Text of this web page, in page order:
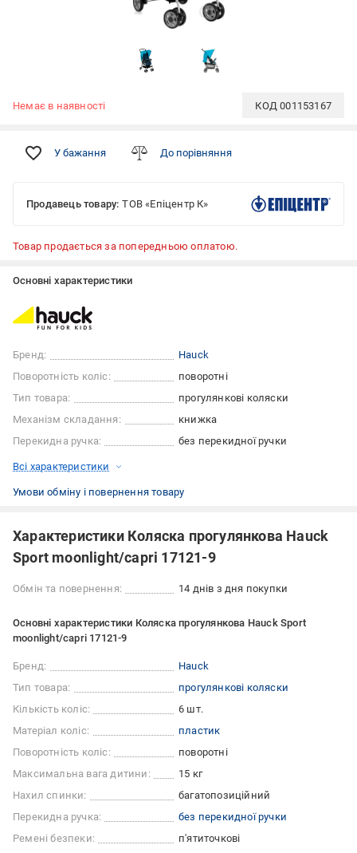
Немає в наявності КОД001153167
У бажання До порівняння
Продавець товару: ТОВ «Епіцентр К»
Товар продається за попередньою оплатою.
Основні характеристики
Бренд:
Hauck
Поворотність коліс:
поворотні
Тип товара:
прогулянкові коляски
Механізм складання:
книжка
Перекидна ручка:
без перекидної ручки
Всі характеристики
Умови обміну і повернення товару
Характеристики Коляска прогулянкова Hauck
Sport moonlight/capri 17121-9
Обмін та повернення: 14 днів з дня покупки
Основні характеристики Коляска прогулянкова Hauck Sport
moonlight/capri 17121-9
Бренд:
Hauck
Тип товара:
прогулянкові коляски
Кількість коліс:
6 шт.
Матеріал коліс:
пластик
Поворотність коліс:
поворотні
Максимальна вага дитини:
15 кг
Нахил спинки:
багатопозиційний
Перекидна ручка:
без перекидної ручки
Ремені безпеки:
п'ятиточкові